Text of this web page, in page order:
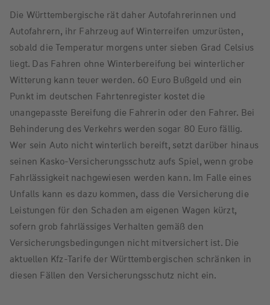
Die Württembergische rät daher Autofahrerinnen und
Autofahrern, ihr Fahrzeug auf Winterreifen umzurüsten,
sobald die Temperatur morgens unter sieben Grad Celsius
liegt. Das Fahren ohne Winterbereifung bei winterlicher
Witterung kann teuer werden. 60 Euro Bußgeld und ein
Punkt im deutschen Fahrtenregister kostet die
unangepasste Bereifung die Fahrerin oder den Fahrer. Bei
Behinderung des Verkehrs werden sogar 80 Euro fällig.
Wer sein Auto nicht winterlich bereift, setzt darüber hinaus
seinen Kasko-Versicherungsschutz aufs Spiel, wenn grobe
Fahrlässigkeit nachgewiesen werden kann. Im Falle eines
Unfalls kann es dazu kommen, dass die Versicherung die
Leistungen für den Schaden am eigenen Wagen kürzt,
sofern grob fahrlässiges Verhalten gemäß den
Versicherungsbedingungen nicht mitversichert ist. Die
aktuellen Kfz-Tarife der Württembergischen schränken in
diesen Fällen den Versicherungsschutz nicht ein.